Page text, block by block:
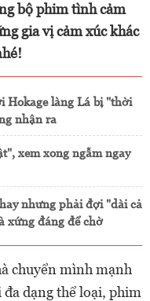
bộ phim tình cảm
gia vị cảm xúc khác
Hokage làng Lá bị "thời
nhận ra
xem xong ngẫm ngay
nhưng phải đợi "dài cả
xứng đáng để chờ
chuyển mình mạnh
dạng thể loại, phim